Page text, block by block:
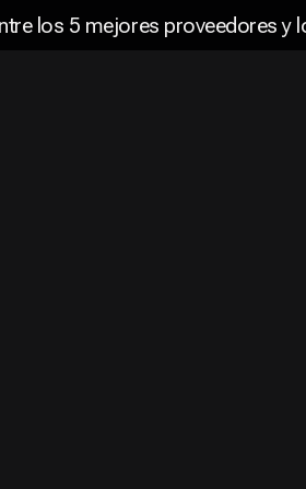
los 5 mejores proveedores y